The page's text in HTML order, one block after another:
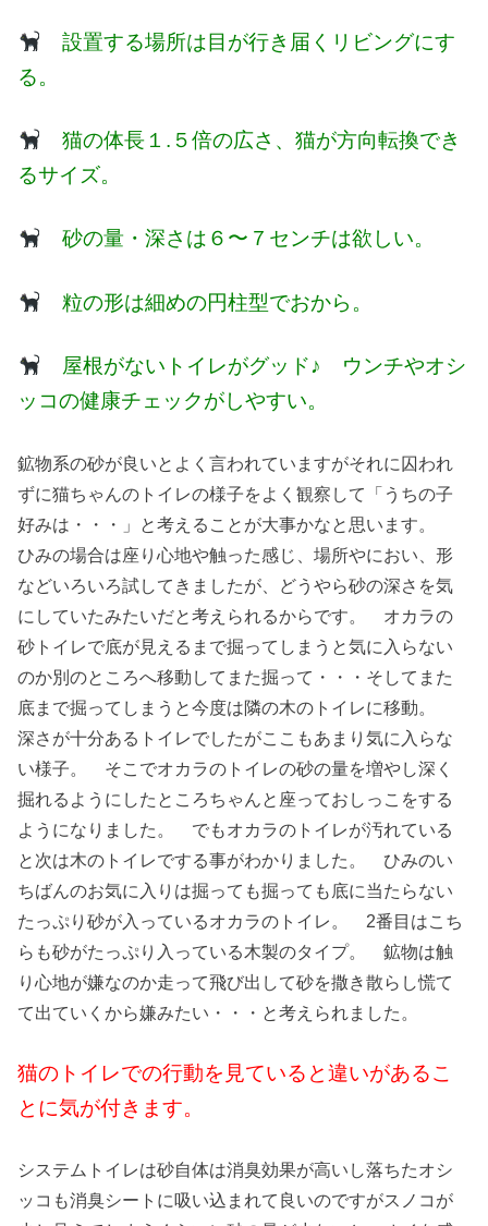
設置する場所は目が行き届くリビングにす
る。
猫の体長１.５倍の広さ、猫が方向転換でき
るサイズ。
砂の量・深さは６〜７センチは欲しい。
粒の形は細めの円柱型でおから。
屋根がないトイレがグッド♪ ウンチやオシ
ッコの健康チェックがしやすい。
鉱物系の砂が良いとよく言われていますがそれに囚われ
ずに猫ちゃんのトイレの様子をよく観察して「うちの子
好みは・・・」と考えることが大事かなと思います。
ひみの場合は座り心地や触った感じ、場所やにおい、形
などいろいろ試してきましたが、どうやら砂の深さを気
にしていたみたいだと考えられるからです。 オカラの
砂トイレで底が見えるまで掘ってしまうと気に入らない
のか別のところへ移動してまた掘って・・・そしてまた
底まで掘ってしまうと今度は隣の木のトイレに移動。
深さが十分あるトイレでしたがここもあまり気に入らな
い様子。 そこでオカラのトイレの砂の量を増やし深く
掘れるようにしたところちゃんと座っておしっこをする
ようになりました。 でもオカラのトイレが汚れている
と次は木のトイレでする事がわかりました。 ひみのい
ちばんのお気に入りは掘っても掘っても底に当たらない
たっぷり砂が入っているオカラのトイレ。 2番目はこち
らも砂がたっぷり入っている木製のタイプ。 鉱物は触
り心地が嫌なのか走って飛び出して砂を撒き散らし慌て
て出ていくから嫌みたい・・・と考えられました。
猫のトイレでの行動を見ていると違いがあるこ
とに気が付きます。
システムトイレは砂自体は消臭効果が高いし落ちたオシ
ッコも消臭シートに吸い込まれて良いのですがスノコが